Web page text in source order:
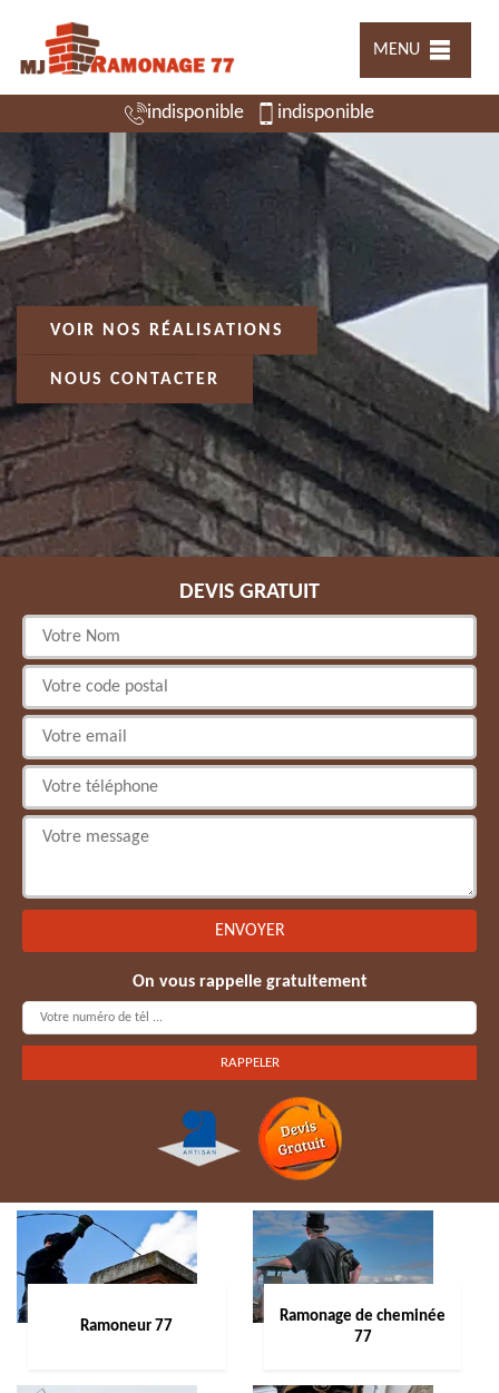
MENU
indisponible indisponible
VOIR NOS RÉALISATIONS
NOUS CONTACTER
DEVIS GRATUIT
On vous rappelle gratuitement
Ramoneur 77
Ramonage de cheminée
77